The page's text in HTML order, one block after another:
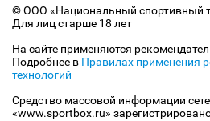
© ООО «Национальный спортивный
Для лиц старше 18 лет
На сайте применяются
Подробнее в Правилах применения
технологий
Средство массовой информации
«www.sportbox.ru»